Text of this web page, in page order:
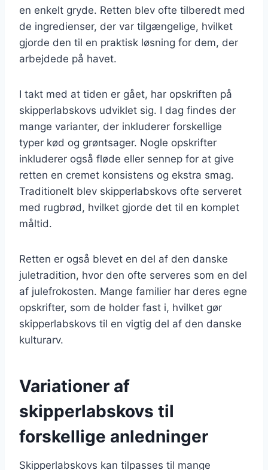
en enkelt gryde. Retten blev ofte tilberedt med
de ingredienser, der var tilgængelige, hvilket
gjorde den til en praktisk løsning for dem, der
arbejdede på havet.
I takt med at tiden er gået, har opskriften på
skipperlabskovs udviklet sig. I dag findes der
mange varianter, der inkluderer forskellige
typer kød og grøntsager. Nogle opskrifter
inkluderer også fløde eller sennep for at give
retten en cremet konsistens og ekstra smag.
Traditionelt blev skipperlabskovs ofte serveret
med rugbrød, hvilket gjorde det til en komplet
måltid.
Retten er også blevet en del af den danske
juletradition, hvor den ofte serveres som en del
af julefrokosten. Mange familier har deres egne
opskrifter, som de holder fast i, hvilket gør
skipperlabskovs til en vigtig del af den danske
kulturarv.
Variationer af
skipperlabskovs til
forskellige anledninger
Skipperlabskovs kan tilpasses til mange